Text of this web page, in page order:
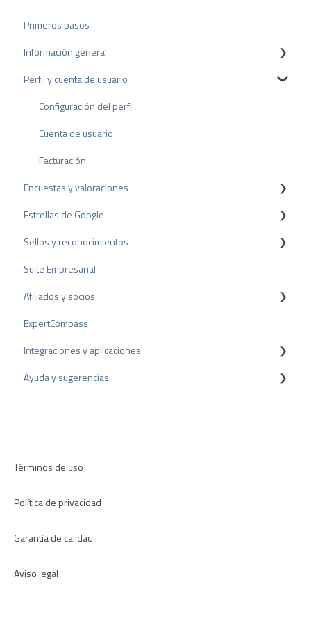
hPrimeros pasos
Información general
Protección de datos
Paquetes y precios
API
Perfil y cuenta de usuario
Configuración del perfil
Cuenta de usuario
Facturación
Encuestas y valoraciones
Reseñas
Encuestas
Otras fuentes
Compartir Reseñas
Reseñas negativas
Proceso de Arbitraje
Consejos sobre reseñas
Estrellas de Google
Rich Snippet
Sellos y reconocimientos
Sello PRO
Sello de valoración
Premios
Suite Empresarial
Afiliados y socios
Programa de partners
Recomendación
ExpertCompass
Integraciones y aplicaciones
Plugins para CMS
Ayuda y sugerencias
Términos de uso
Política de privacidad
Garantía de calidad
Aviso legal